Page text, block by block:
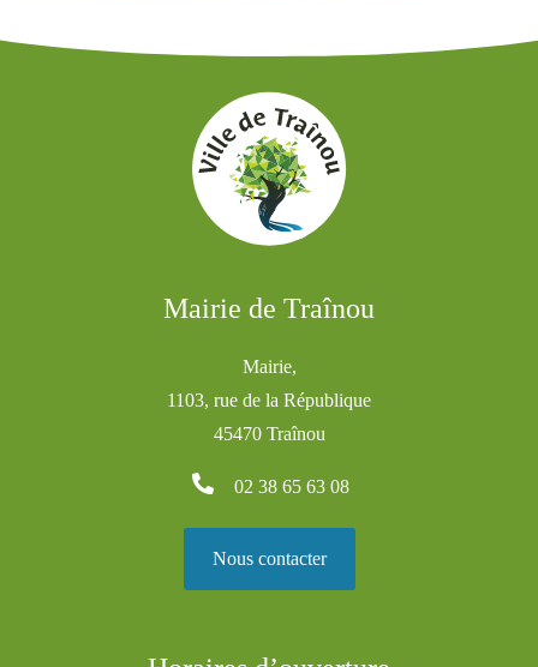
Mairie de Traînou
Mairie,
1103, rue de la République
45470 Traînou
02 38 65 63 08
Nous contacter